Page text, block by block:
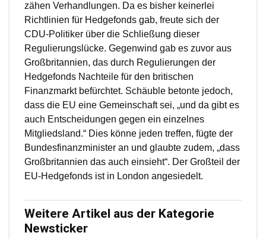
zähen Verhandlungen. Da es bisher keinerlei
Richtlinien für Hedgefonds gab, freute sich der
CDU-Politiker über die Schließung dieser
Regulierungslücke. Gegenwind gab es zuvor aus
Großbritannien, das durch Regulierungen der
Hedgefonds Nachteile für den britischen
Finanzmarkt befürchtet. Schäuble betonte jedoch,
dass die EU eine Gemeinschaft sei, „und da gibt es
auch Entscheidungen gegen ein einzelnes
Mitgliedsland.“ Dies könne jeden treffen, fügte der
Bundesfinanzminister an und glaubte zudem, „dass
Großbritannien das auch einsieht“. Der Großteil der
EU-Hedgefonds ist in London angesiedelt.
Weitere Artikel aus der Kategorie
Newsticker